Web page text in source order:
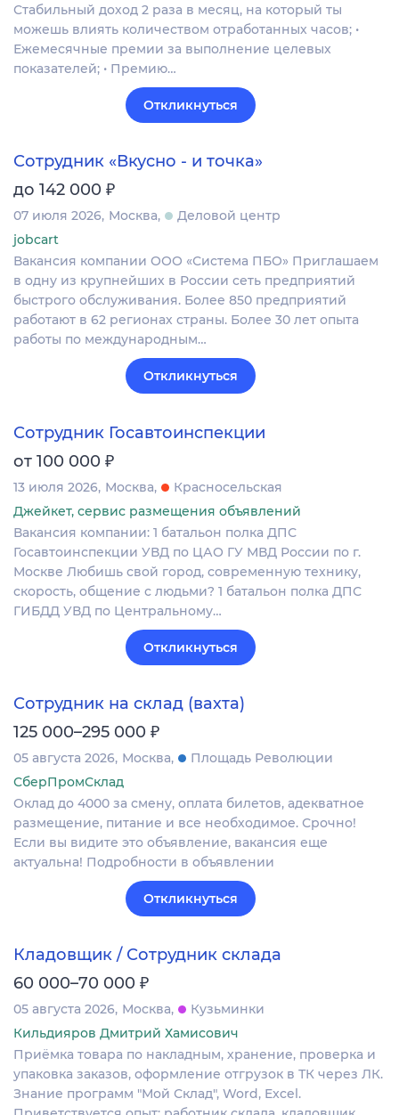
Стабильный доход 2 раза в месяц, на который ты
можешь влиять количеством отработанных часов; •
Ежемесячные премии за выполнение целевых
показателей; • Премию…
Откликнуться
Сотрудник «Вкусно - и точка»
до 142 000 ₽
07 июля 2026 Москва
Деловой центр
jobcart
Вакансия компании ООО «Система ПБО» Приглашаем
в одну из крупнейших в России сеть предприятий
быстрого обслуживания. Более 850 предприятий
работают в 62 регионах страны. Более 30 лет опыта
работы по международным…
Откликнуться
Сотрудник Госавтоинспекции
от 100 000 ₽
13 июля 2026 Москва
Красносельская
Джейкет, сервис размещения объявлений
Вакансия компании: 1 батальон полка ДПС
Госавтоинспекции УВД по ЦАО ГУ МВД России по г.
Москве Любишь свой город, современную технику,
скорость, общение с людьми? 1 батальон полка ДПС
ГИБДД УВД по Центральному…
Откликнуться
Сотрудник на склад (вахта)
125 000–295 000 ₽
05 августа 2026 Москва
Площадь Революции
СберПромСклад
Оклад до 4000 за смену, оплата билетов, адекватное
размещение, питание и все необходимое. Срочно!
Если вы видите это объявление, вакансия еще
актуальна! Подробности в объявлении
Откликнуться
Кладовщик / Сотрудник склада
60 000–70 000 ₽
05 августа 2026 Москва
Кузьминки
Кильдияров Дмитрий Хамисович
Приёмка товара по накладным, хранение, проверка и
упаковка заказов, оформление отгрузок в ТК через ЛК.
Знание программ "Мой Склад", Word, Excel.